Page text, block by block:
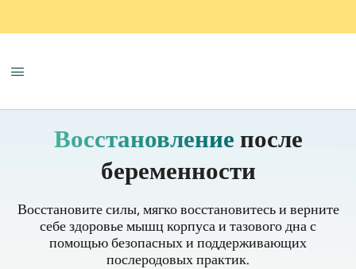
Восстановление после
беременности
Восстановите силы, мягко восстановитесь и верните
себе здоровье мышц корпуса и тазового дна с
помощью безопасных и поддерживающих
послеродовых практик.